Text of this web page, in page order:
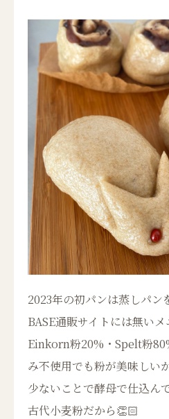
2023年の初パンは蒸しパン
BASE通販サイトには無い
Einkorn粉20%・Spelt粉
み不使用でも粉が美味しい
少ないことで酵母で仕込ん
古代小麦粉だから👏🏻